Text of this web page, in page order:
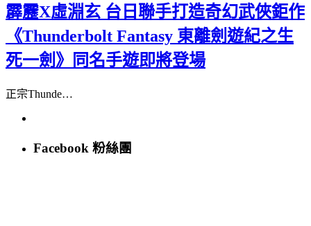
霹靂X虛淵玄 台日聯手打造奇幻武俠鉅作
《Thunderbolt Fantasy 東離劍遊紀之生
死一劍》同名手遊即將登場
正宗Thunde…
Facebook 粉絲團